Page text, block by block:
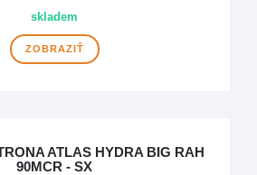
skladem
ZOBRAZIŤ
ATLAS HYDRA BIG RAH
90MCR - SX